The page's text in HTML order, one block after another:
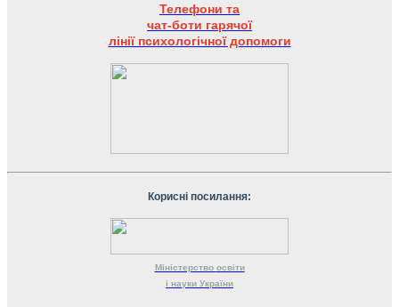
Телефони та
чат-боти гарячої
лінії психологічної допомоги
Корисні посилання:
Міністерство освіти
і науки України